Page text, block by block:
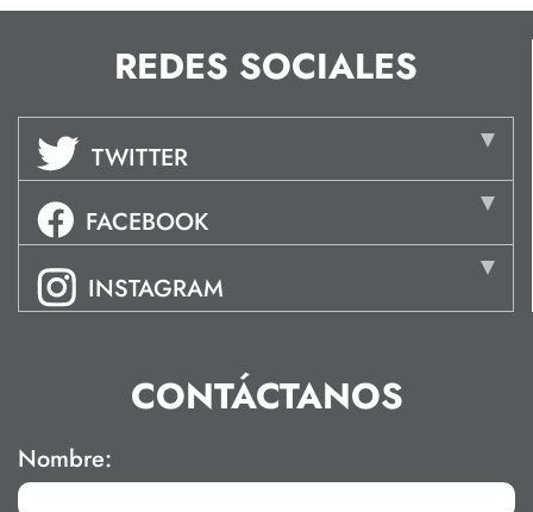
REDES SOCIALES
TWITTER
FACEBOOK
INSTAGRAM
CONTÁCTANOS
Nombre: